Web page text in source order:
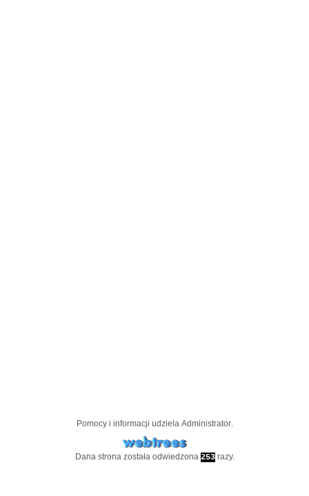
Pomocy i informacji udziela Administrator.
Dana strona została odwiedzona 253razy.